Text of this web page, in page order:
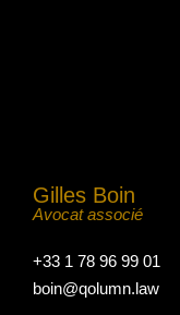
Gilles Boin
Avocat associé
+33 1 78 96 99 01
boin@qolumn.law